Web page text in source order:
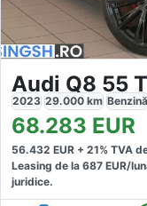
Audi Q8 55
2023 29.000 km Benzină
68.283 EUR
56.432 EUR + 21% TVA
Leasing de la 687 EUR/
juridice.